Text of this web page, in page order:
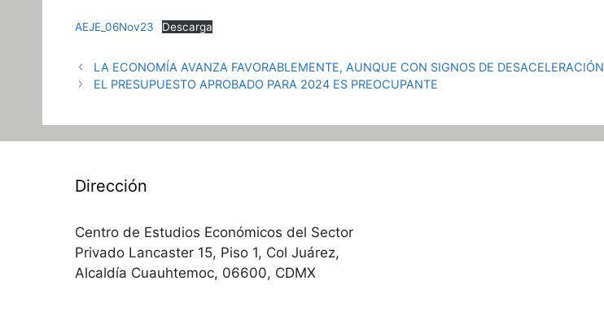
AEJE_06Nov23 Descarga
LA ECONOMÍA AVANZA FAVORABLEMENTE, AUNQUE CON SIGNOS DE DESACELERACIÓN
EL PRESUPUESTO APROBADO PARA 2024 ES PREOCUPANTE
Dirección
Centro de Estudios Económicos del Sector
Privado Lancaster 15, Piso 1, Col Juárez,
Alcaldía Cuauhtemoc, 06600, CDMX